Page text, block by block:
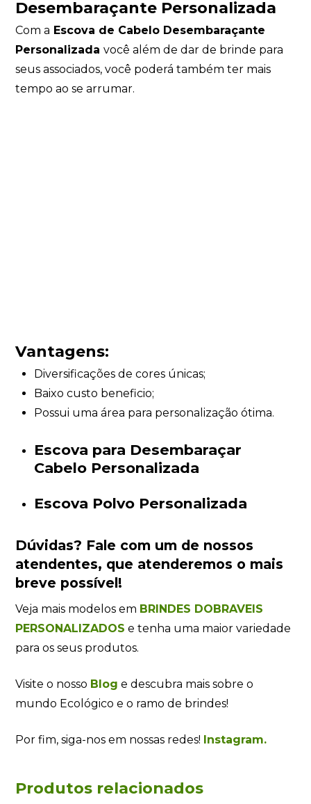
Desembaraçante Personalizada
Com a Escova de Cabelo Desembaraçante
Personalizadavocê além de dar de brinde para
seus associados, você poderá também ter mais
tempo ao se arrumar.
Vantagens:
Diversificações de cores únicas;
Baixo custo beneficio;
Possui uma área para personalização ótima.
Escova para Desembaraçar
Cabelo Personalizada
Escova Polvo Personalizada
Dúvidas? Fale com um de nossos
atendentes, que atenderemos o mais
breve possível!
Veja mais modelos em BRINDES DOBRAVEIS
PERSONALIZADOS e tenha uma maior variedade
para os seus produtos.
Visite o nosso Blog e descubra mais sobre o
mundo Ecológico e o ramo de brindes!
Por fim, siga-nos em nossas redes! Instagram.
Produtos relacionados